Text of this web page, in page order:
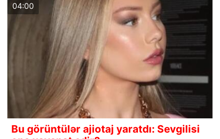
04:00
Bu görüntülər ajiotaj yaratdı: Sevgilisi